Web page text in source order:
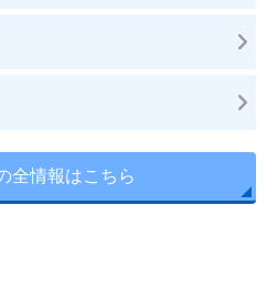
全情報はこちら